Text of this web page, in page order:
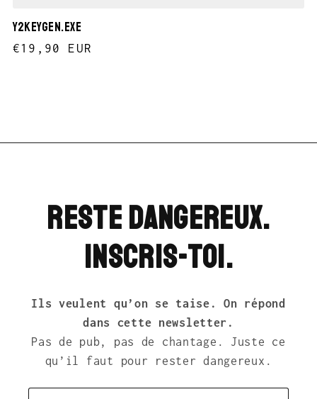
Y2KEYGEN.EXE
Prix
€19,90 EUR
Reste dangereux.
Inscris-toi.
Ils veulent qu’on se taise. On répond
dans cette newsletter.
Pas de pub, pas de chantage. Juste ce
qu’il faut pour rester dangereux.